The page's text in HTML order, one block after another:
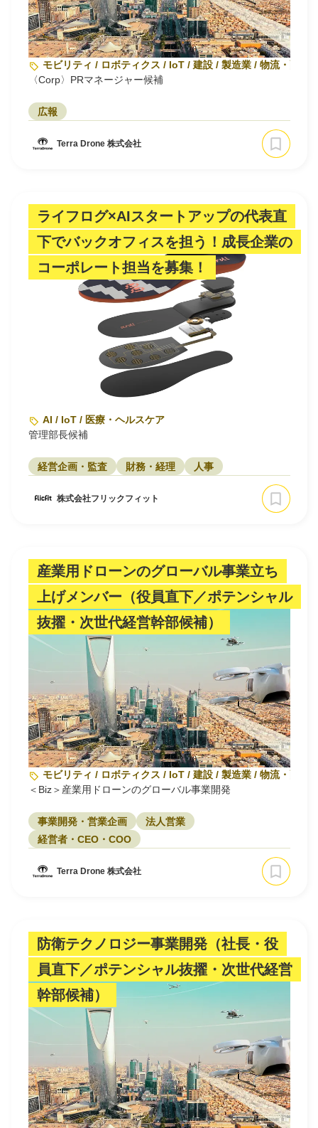
モビリティ / ロボティクス / IoT / 建設 / 製造業 / 物流・配送
〈Corp〉PRマネージャー候補
広報
Terra Drone 株式会社
ライフログ×AIスタートアップの代表直
下でバックオフィスを担う！成長企業の
コーポレート担当を募集！
AI / IoT / 医療・ヘルスケア
管理部長候補
経営企画・監査 財務・経理 人事
株式会社フリックフィット
産業用ドローンのグローバル事業立ち
上げメンバー（役員直下／ポテンシャル
抜擢・次世代経営幹部候補）
モビリティ / ロボティクス / IoT / 建設 / 製造業 / 物流・配送
＜Biz＞産業用ドローンのグローバル事業開発
事業開発・営業企画
法人営業
経営者・CEO・COO
Terra Drone 株式会社
防衛テクノロジー事業開発（社長・役
員直下／ポテンシャル抜擢・次世代経営
幹部候補）